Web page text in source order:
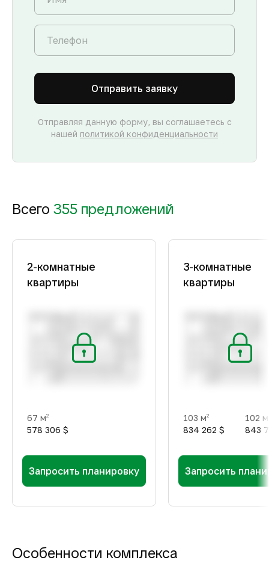
Отправить заявку
Отправляя данную форму, вы соглашаетесь с
нашей политикой конфиденциальности
Всего 355 предложений
2-комнатные
квартиры
67 м2
578 306 $
Запросить планировку
3-комнатные
квартиры
103 м2
834 262 $
102 м
843
Запросить
Особенности комплекса